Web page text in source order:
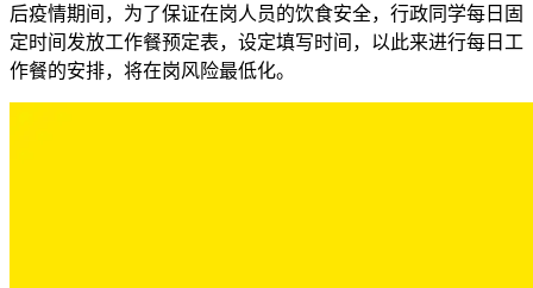
后疫情期间，为了保证在岗人员的饮食安全，行政同学每日固
定时间发放工作餐预定表，设定填写时间，以此来进行每日工
作餐的安排，将在岗风险最低化。